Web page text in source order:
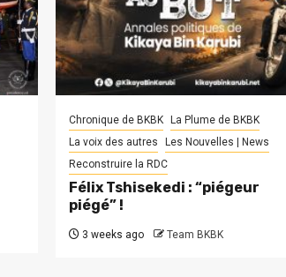
Chronique de BKBK La Plume de BKBK
La voix des autres
Les Nouvelles | News
Reconstruire la RDC
Félix Tshisekedi : “piégeur
piégé” !
3 weeks ago Team BKBK